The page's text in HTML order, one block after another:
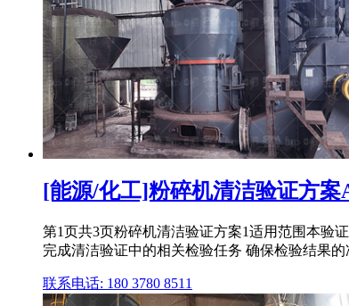
[能源/化工]粉碎机清洁验证方案
第1页共3页粉碎机清洁验证方案1适用范围本验
完成清洁验证中的相关检验任务 确保检验结果
联系电话: 180 3780 8511